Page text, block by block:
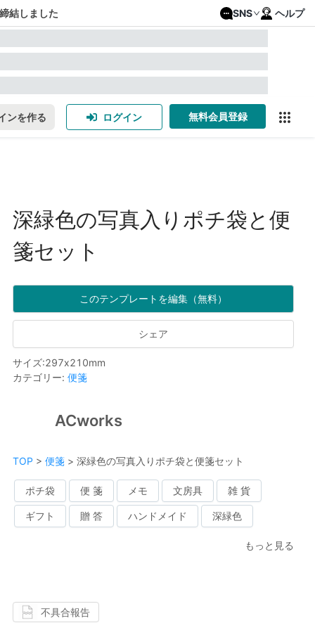
結しました SNS ヘルプ
ンを作る ログイン 無料会員登録
深緑色の写真入りポチ袋と便
箋セット
このテンプレートを編集（無料）
シェア
サイズ:297x210mm
カテゴリー: 便箋
ACworks
TOP > 便箋 > 深緑色の写真入りポチ袋と便箋セット
ポチ袋 便 箋 メモ 文房具 雑 貨
ギフト 贈 答 ハンドメイド 深緑色
もっと見る
不具合報告